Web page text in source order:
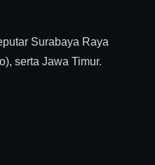
Surabaya Raya
serta Jawa Timur.